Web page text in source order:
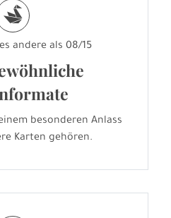
s
andere als 08/15
besonderen Anlass
Karten gehören.